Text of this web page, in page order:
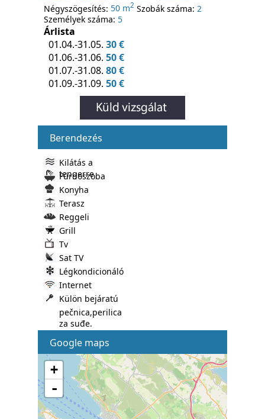
Négyszögesítés: 50 m2 Szobák száma: 2
Személyek száma: 5
Árlista
01.04.-31.05. 30 €
01.06.-31.06. 50 €
01.07.-31.08. 80 €
01.09.-31.09. 50 €
Berendezés
Kilátás a
tengerre
Fürdoszoba
Konyha
Terasz
Reggeli
Grill
Tv
Sat TV
Légkondicionáló
Internet
Külön bejáratú
pečnica,perilica
za suđe.
Google maps